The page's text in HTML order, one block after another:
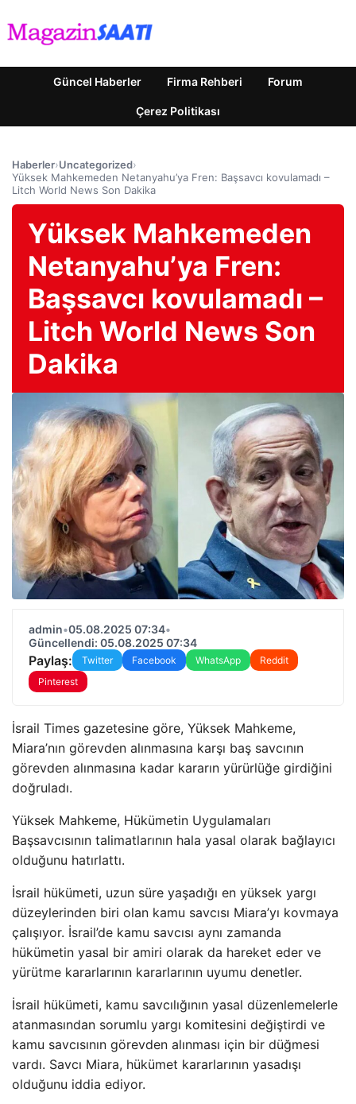
Güncel Haberler Firma Rehberi Forum
Çerez Politikası
Haberler›Uncategorized›
Yüksek Mahkemeden Netanyahu’ya Fren: Başsavcı kovulamadı –
Litch World News Son Dakika
Yüksek Mahkemeden
Netanyahu’ya Fren:
Başsavcı kovulamadı –
Litch World News Son
Dakika
admin•05.08.2025 07:34•
Güncellendi: 05.08.2025 07:34
Paylaş: Twitter Facebook WhatsApp
Reddit
Pinterest
İsrail Times gazetesine göre, Yüksek Mahkeme,
Miara’nın görevden alınmasına karşı baş savcının
görevden alınmasına kadar kararın yürürlüğe girdiğini
doğruladı.
Yüksek Mahkeme, Hükümetin Uygulamaları
Başsavcısının talimatlarının hala yasal olarak bağlayıcı
olduğunu hatırlattı.
İsrail hükümeti, uzun süre yaşadığı en yüksek yargı
düzeylerinden biri olan kamu savcısı Miara’yı kovmaya
çalışıyor. İsrail’de kamu savcısı aynı zamanda
hükümetin yasal bir amiri olarak da hareket eder ve
yürütme kararlarının kararlarının uyumu denetler.
İsrail hükümeti, kamu savcılığının yasal düzenlemelerle
atanmasından sorumlu yargı komitesini değiştirdi ve
kamu savcısının görevden alınması için bir düğmesi
vardı. Savcı Miara, hükümet kararlarının yasadışı
olduğunu iddia ediyor.